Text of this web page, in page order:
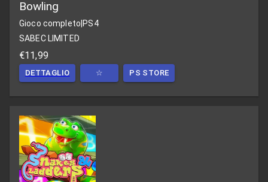
Bowling
Gioco completo PS4
SABEC LIMITED
€11,99
DETTAGLIO ☆ PS STORE